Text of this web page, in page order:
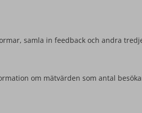
samla in feedback och andra
om mätvärden som antal